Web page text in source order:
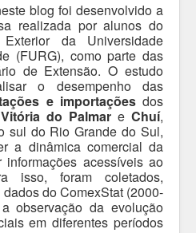
blog foi desenvolvido a
realizada por alunos do
da Universidade
(FURG), como parte das
de Extensão. O estudo
o desempenho das
e importaçõesdos
do Palmar e Chuí,
sul do Rio Grande do Sul,
a dinâmica comercial da
acessíveis ao
foram coletados,
do ComexStat (2000-
observação da evolução
em diferentes períodos